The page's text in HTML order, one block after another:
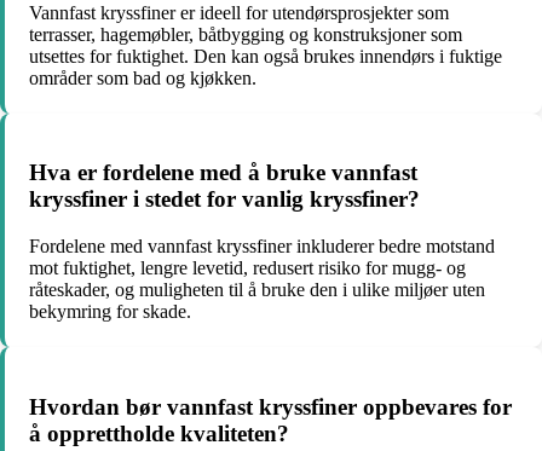
Vannfast kryssfiner er ideell for utendørsprosjekter som
terrasser, hagemøbler, båtbygging og konstruksjoner som
utsettes for fuktighet. Den kan også brukes innendørs i fuktige
områder som bad og kjøkken.
Hva er fordelene med å bruke vannfast
kryssfiner i stedet for vanlig kryssfiner?
Fordelene med vannfast kryssfiner inkluderer bedre motstand
mot fuktighet, lengre levetid, redusert risiko for mugg- og
råteskader, og muligheten til å bruke den i ulike miljøer uten
bekymring for skade.
Hvordan bør vannfast kryssfiner oppbevares for
å opprettholde kvaliteten?